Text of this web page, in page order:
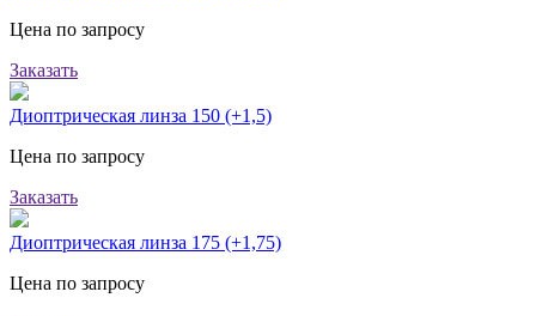
Цена по запросу
Заказать
Диоптрическая линза 150 (+1,5)
Цена по запросу
Заказать
Диоптрическая линза 175 (+1,75)
Цена по запросу